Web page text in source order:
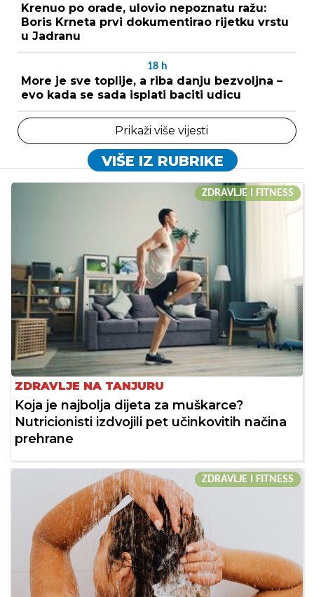
Krenuo po orade, ulovio nepoznatu ražu:
Boris Krneta prvi dokumentirao rijetku vrstu
u Jadranu
18 h
More je sve toplije, a riba danju bezvoljna –
evo kada se sada isplati baciti udicu
Prikaži više vijesti
VIŠE IZ RUBRIKE
ZDRAVLJE I FITNESS
ZDRAVLJE NA TANJURU
Koja je najbolja dijeta za muškarce?
Nutricionisti izdvojili pet učinkovitih načina
prehrane
ZDRAVLJE I FITNESS